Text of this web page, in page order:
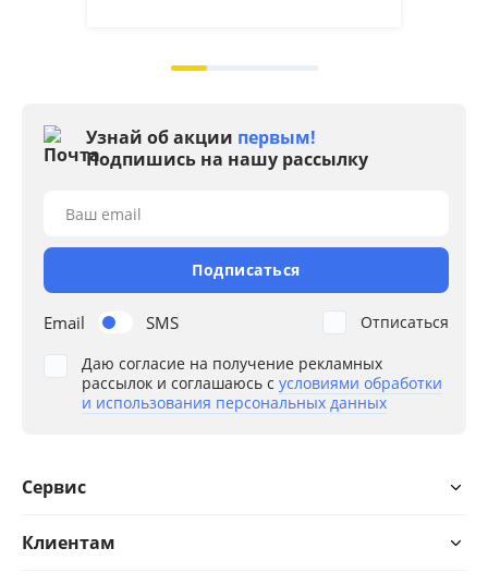
Узнай об акции первым!
Подпишись на нашу рассылку
Email SMS
Ваш email
Подписаться
Даю согласие на получение рекламных
рассылок и соглашаюсь с условиями обработки
и использования персональных данных
Отписаться
Сервис
Клиентам